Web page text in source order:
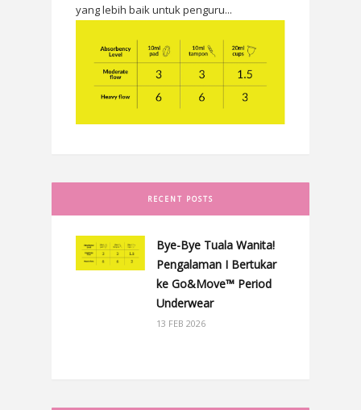
yang lebih baik untuk penguru...
RECENT POSTS
Bye-Bye Tuala Wanita!
Pengalaman I Bertukar
ke Go&Move™ Period
Underwear
13 FEB 2026